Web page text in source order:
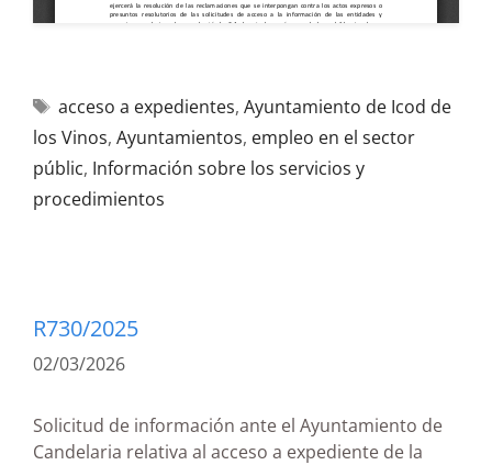
acceso a expedientes, Ayuntamiento de Icod de
los Vinos, Ayuntamientos, empleo en el sector
públic, Información sobre los servicios y
procedimientos
R730/2025
02/03/2026
Solicitud de información ante el Ayuntamiento de
Candelaria relativa al acceso a expediente de la